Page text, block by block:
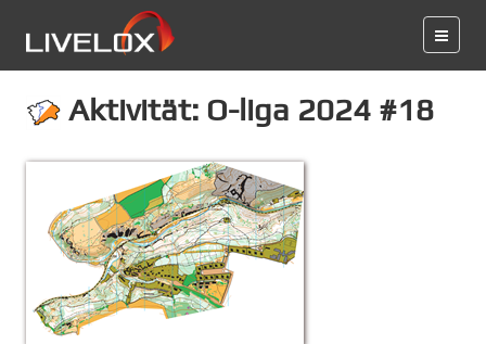
Aktivität: O-liga 2024 #18